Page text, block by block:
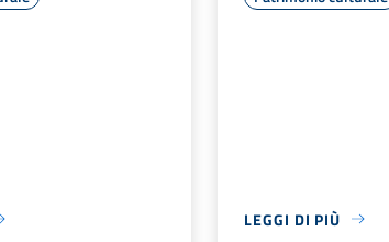
LEGGI DI PIÙ